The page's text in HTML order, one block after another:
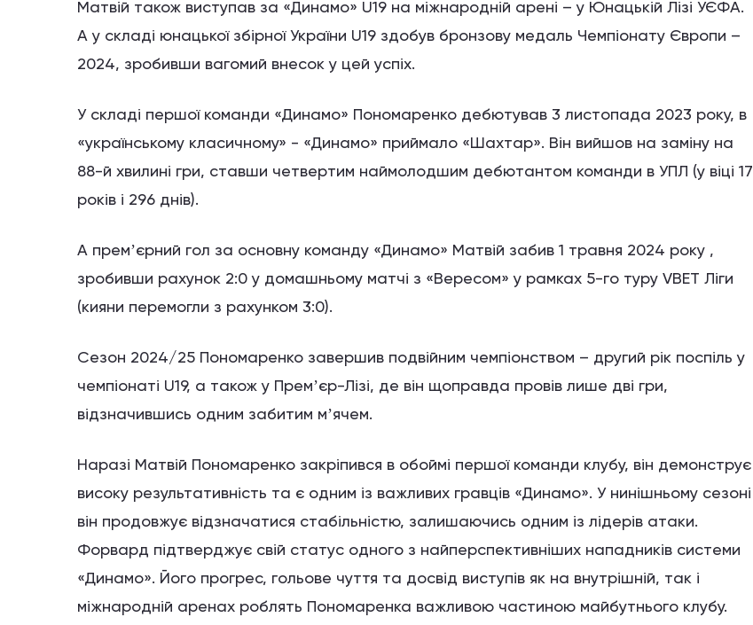
Матвій також виступав за «Динамо» U19 на міжнародній арені – у Юнацькій Лізі УЄФА.
А у складі юнацької збірної України U19 здобув бронзову медаль Чемпіонату Європи –
2024, зробивши вагомий внесок у цей успіх.
У складі першої команди «Динамо» Пономаренко дебютував 3 листопада 2023 року, в
«українському класичному» - «Динамо» приймало «Шахтар». Він вийшов на заміну на
88-й хвилині гри, ставши четвертим наймолодшим дебютантом команди в УПЛ (у віці 17
років і 296 днів).
А премʼєрний гол за основну команду «Динамо» Матвій забив 1 травня 2024 року ,
зробивши рахунок 2:0 у домашньому матчі з «Вересом» у рамках 5-го туру VBET Ліги
(кияни перемогли з рахунком 3:0).
Сезон 2024/25 Пономаренко завершив подвійним чемпіонством – другий рік поспіль у
чемпіонаті U19, а також у Премʼєр-Лізі, де він щоправда провів лише дві гри,
відзначившись одним забитим мʼячем.
Наразі Матвій Пономаренко закріпився в обоймі першої команди клубу, він демонструє
високу результативність та є одним із важливих гравців «Динамо». У нинішньому сезоні
він продовжує відзначатися стабільністю, залишаючись одним із лідерів атаки.
Форвард підтверджує свій статус одного з найперспективніших нападників системи
«Динамо». Його прогрес, гольове чуття та досвід виступів як на внутрішній, так і
міжнародній аренах роблять Пономаренка важливою частиною майбутнього клубу.